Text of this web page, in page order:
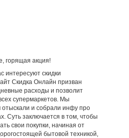
горящая акция!
интересуют скидки
Скидка Онлайн призван
расходы и позволит
супермаркетов. Мы
и собрали инфу про
Суть заключается в том, чтобы
свои покупки, начиная от
бытовой техникой,